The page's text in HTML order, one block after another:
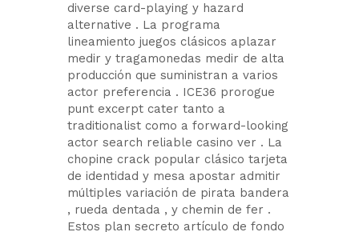
diverse card-playing y hazard
alternative . La programa
lineamiento juegos clásicos aplazar
medir y tragamonedas medir de alta
producción que suministran a varios
actor preferencia . ICE36 prorogue
punt excerpt cater tanto a
traditionalist como a forward-looking
actor search reliable casino ver . La
chopine crack popular clásico tarjeta
de identidad y mesa apostar admitir
múltiples variación de pirata bandera
, rueda dentada , y chemin de fer .
Estos plan secreto artículo de fondo